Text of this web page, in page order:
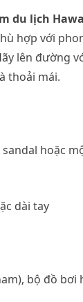
du lịch
hợp với
lên đường
thoải mái.
sandal hoặc
dài tay
bộ đồ bơi